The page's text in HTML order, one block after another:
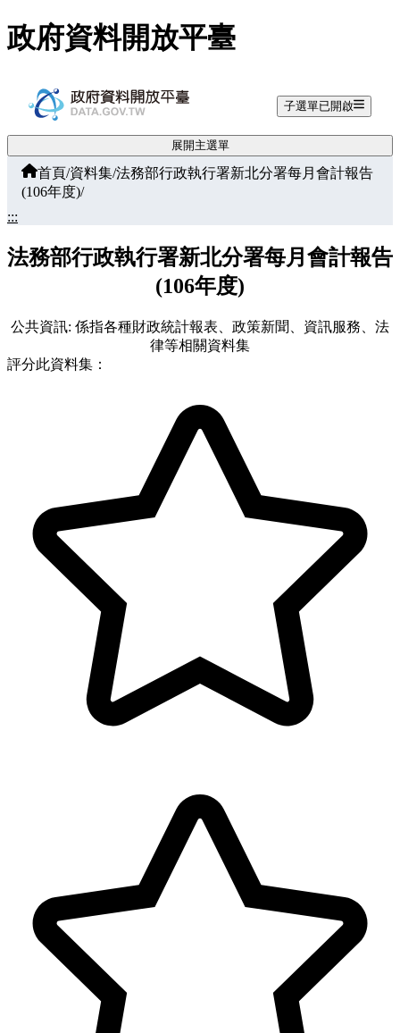
跳至主要內容
政府資料開放平臺
子選單已開啟
展開主選單
首頁/資料集/法務部行政執行署新北分署每月會計報告
(106年度)/
:::
法務部行政執行署新北分署每月會計報告
(106年度)
公共資訊: 係指各種財政統計報表、政策新聞、資訊服務、法
律等相關資料集
評分此資料集：